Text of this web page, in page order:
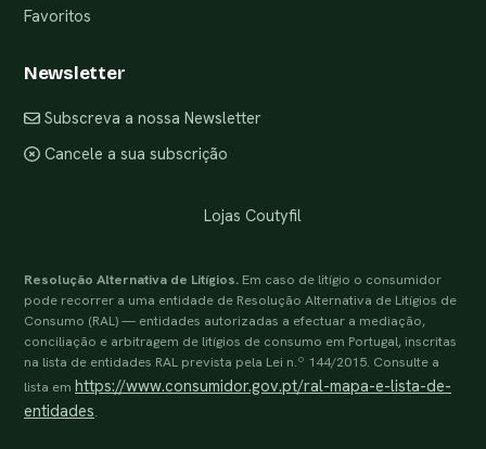
Favoritos
Newsletter
Subscreva a nossa Newsletter
Cancele a sua subscrição
Lojas Coutyfil
Resolução Alternativa de Litígios. Em caso de litígio o consumidor
pode recorrer a uma entidade de Resolução Alternativa de Litígios de
Consumo (RAL) — entidades autorizadas a efectuar a mediação,
conciliação e arbitragem de litígios de consumo em Portugal, inscritas
na lista de entidades RAL prevista pela Lei n.º 144/2015. Consulte a
lista em https://www.consumidor.gov.pt/ral-mapa-e-lista-de-
entidades.